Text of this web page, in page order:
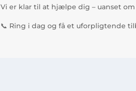
Vi er klar til at hjælpe dig – uanset
📞 Ring i dag og få et uforpligtende